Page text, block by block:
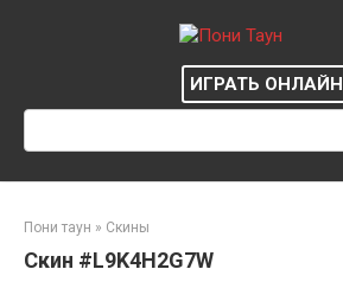
ИГРАТЬ ОНЛАЙН
Пони таун » Скины
Скин #L9K4H2G7W